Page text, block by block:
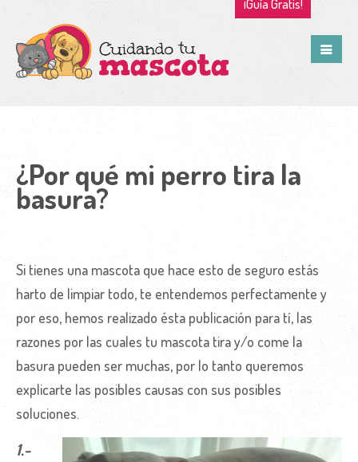
¡Guía Gratis!
¿Por qué mi perro tira la
basura?
Si tienes una mascota que hace esto de seguro estás
harto de limpiar todo, te entendemos perfectamente y
por eso, hemos realizado ésta publicación para tí, las
razones por las cuales tu mascota tira y/o come la
basura pueden ser muchas, por lo tanto queremos
explicarte las posibles causas con sus posibles
soluciones.
1.-